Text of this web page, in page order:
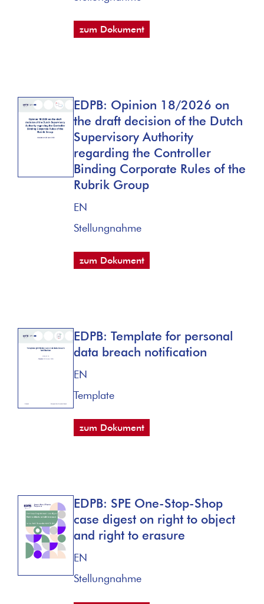
zum Dokument
EDPB: Opinion 18/2026 on
the draft decision of the Dutch
Supervisory Authority
regarding the Controller
Binding Corporate Rules of the
Rubrik Group
EN
Stellungnahme
zum Dokument
EDPB: Template for personal
data breach notification
EN
Template
zum Dokument
EDPB: SPE One-Stop-Shop
case digest on right to object
and right to erasure
EN
Stellungnahme